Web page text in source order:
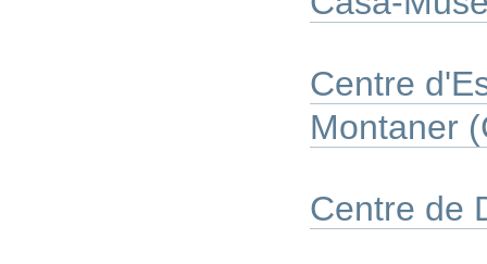
Centre
Montaner
Centre de